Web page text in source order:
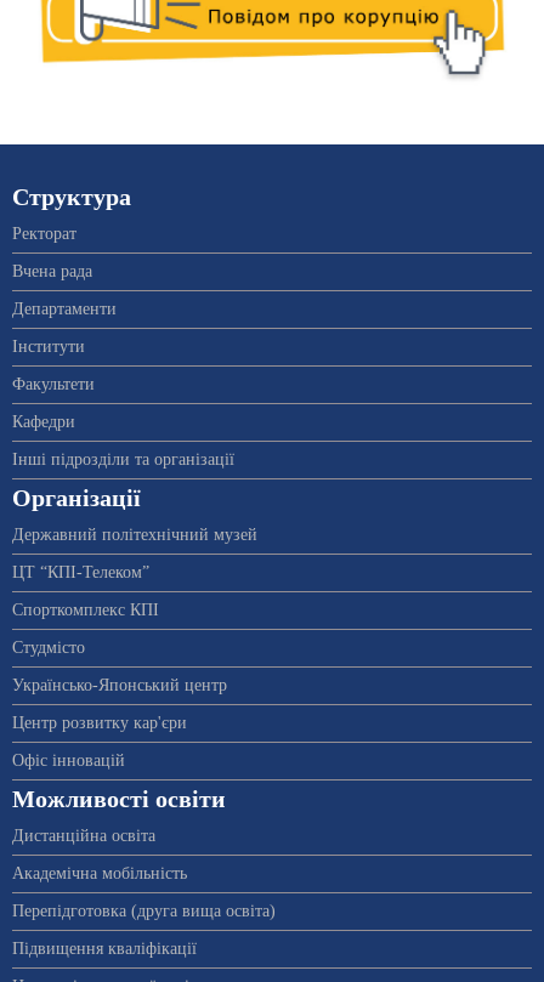
Структура
Ректорат
Вчена рада
Департаменти
Інститути
Факультети
Кафедри
Інші підрозділи та організації
Організації
Державний політехнічний музей
ЦТ “КПІ-Телеком”
Спорткомплекс КПІ
Студмісто
Українсько-Японський центр
Центр розвитку кар'єри
Офіс інновацій
Можливості освіти
Дистанційна освіта
Академічна мобільність
Перепідготовка (друга вища освіта)
Підвищення кваліфікації